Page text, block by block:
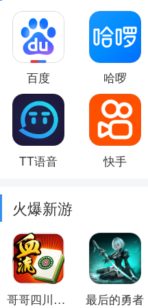
百度 哈啰
TT语音 快手
火爆新游
哥哥四川麻将 最后的勇者